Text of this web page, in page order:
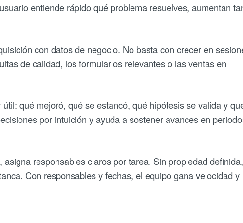
entiende rápido qué problema resuelves, aumentan
con datos de negocio. No basta con crecer en
de calidad, los formularios relevantes o las ventas en
qué mejoró, qué se estancó, qué hipótesis se valida y
por intuición y ayuda a sostener avances en
responsables claros por tarea. Sin propiedad
Con responsables y fechas, el equipo gana velocidad y